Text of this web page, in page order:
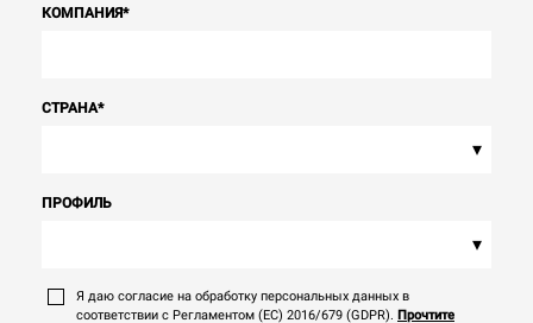
КОМПАНИЯ*
СТРАНА*
▾
ПРОФИЛЬ
▾
Я даю согласие на обработку персональных данных в
соответствии с Регламентом (ЕС) 2016/679 (GDPR). Прочтите